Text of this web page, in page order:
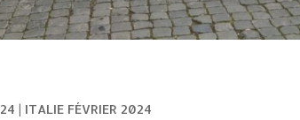
| ITALIE FÉVRIER 2024